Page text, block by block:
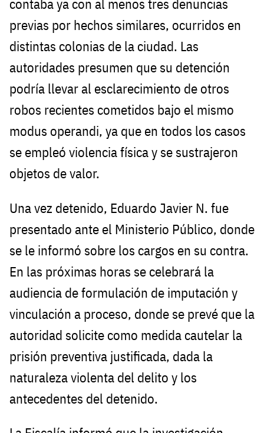
contaba ya con al menos tres denuncias
previas por hechos similares, ocurridos en
distintas colonias de la ciudad. Las
autoridades presumen que su detención
podría llevar al esclarecimiento de otros
robos recientes cometidos bajo el mismo
modus operandi, ya que en todos los casos
se empleó violencia física y se sustrajeron
objetos de valor.
Una vez detenido, Eduardo Javier N. fue
presentado ante el Ministerio Público, donde
se le informó sobre los cargos en su contra.
En las próximas horas se celebrará la
audiencia de formulación de imputación y
vinculación a proceso, donde se prevé que la
autoridad solicite como medida cautelar la
prisión preventiva justificada, dada la
naturaleza violenta del delito y los
antecedentes del detenido.